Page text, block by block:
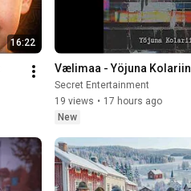
16:22
Vælimaa - Yöjuna Kolariin
Secret Entertainment
19 views • 17 hours ago
New